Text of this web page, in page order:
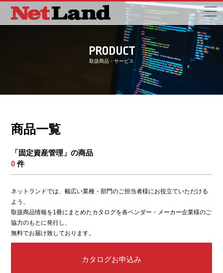
PRODUCT
取扱商品・サービス
商品一覧
「固定資産管理」の商品
0 件
ネットランドでは、幅広い業種・部門のご担当者様にお役立ていただける
よう、
取扱商品情報を1冊にまとめたカタログを各ベンダー・メーカー企業様のご
協力のもとに発行し、
無料でお届け致しております。
カタログお申込み